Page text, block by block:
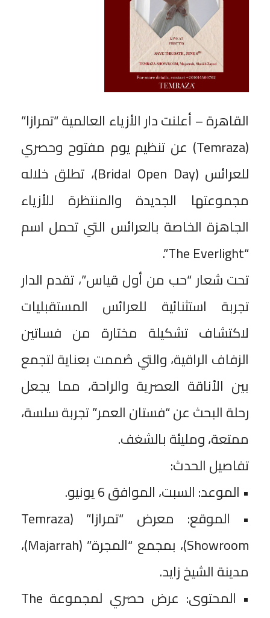
القاهرة – أعلنت دار الأزياء العالمية “تمرازا”
(Temraza) عن تنظيم يوم مفتوح وحصري
للعرائس (Bridal Open Day)، تطلق خلاله
مجموعتها الجديدة والمنتظرة للأزياء
الجاهزة الخاصة بالعرائس التي تحمل اسم
“The Everlight”.
تحت شعار “حب من أول قياس”، تقدم الدار
تجربة استثنائية للعرائس المستقبليات
لاكتشاف تشكيلة مختارة من فساتين
الزفاف الراقية، والتي صُممت بعناية لتجمع
بين الأناقة العصرية والراحة، مما يجعل
رحلة البحث عن “فستان العمر” تجربة سلسة،
ممتعة، ومليئة بالشغف.
تفاصيل الحدث:
• الموعد: السبت، الموافق 6 يونيو.
• الموقع: معرض “تمرازا” (Temraza
Showroom)، بمجمع “المجرة” (Majarrah)،
مدينة الشيخ زايد.
• المحتوى: عرض حصري لمجموعة The